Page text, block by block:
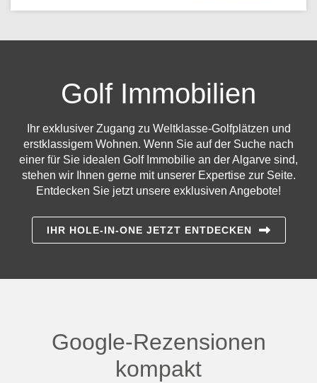
Golf Immobilien
Ihr exklusiver Zugang zu Weltklasse-Golfplätzen und
erstklassigem Wohnen. Wenn Sie auf der Suche nach
einer für Sie idealen Golf Immobilie an der Algarve sind,
stehen wir Ihnen gerne mit unserer Expertise zur Seite.
Entdecken Sie jetzt unsere exklusiven Angebote!
IHR HOLE-IN-ONE JETZT ENTDECKEN
Google-Rezensionen
kompakt